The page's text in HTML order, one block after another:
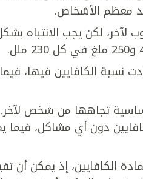
معظم الأشخاص.
لآخر، لكن يجب الانتباه
نسبة الكافايين فيها،
تجاهها من شخص
دون أي مشاكل، فيما
الكافايين، إذ يمكن أن